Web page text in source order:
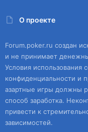
О проекте
Forum.poker.ru создан
и не принимает
Условия использования
конфиденциальности и
азартные игры должны
способ заработка.
привести к
зависимостей.